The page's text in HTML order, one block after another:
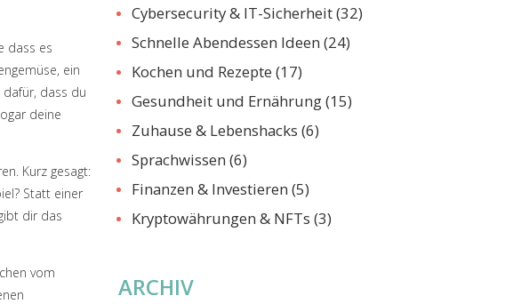
dass es
ein
dass du
deine
Kurz gesagt:
Statt einer
dir das
vom
Cybersecurity & IT-Sicherheit(32)
Schnelle Abendessen Ideen (24)
Kochen und Rezepte (17)
Gesundheit und Ernährung(15)
Zuhause & Lebenshacks (6)
Sprachwissen (6)
Finanzen & Investieren (5)
Kryptowährungen & NFTs (3)
ARCHIV